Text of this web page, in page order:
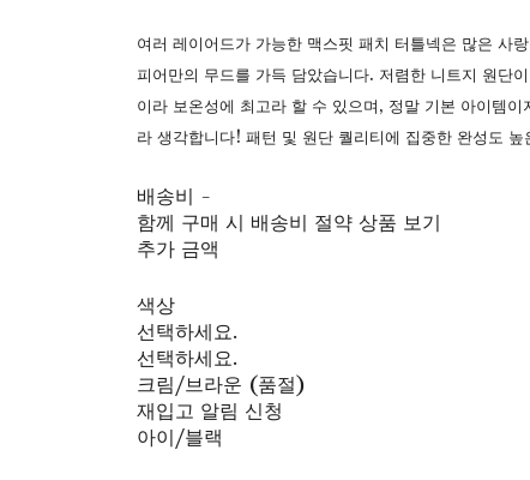
여러 레이어드가 가능한 맥스핏 패치 터틀넥은 많은 사
피어만의 무드를 가득 담았습니다. 저렴한 니트지 원단
이라 보온성에 최고라 할 수 있으며, 정말 기본 아이템
라 생각합니다! 패턴 및 원단 퀄리티에 집중한 완성도 높
배송비 -
함께 구매 시 배송비 절약 상품 보기
추가 금액
색상
선택하세요.
선택하세요.
크림/브라운 (품절)
재입고 알림 신청
아이/블랙